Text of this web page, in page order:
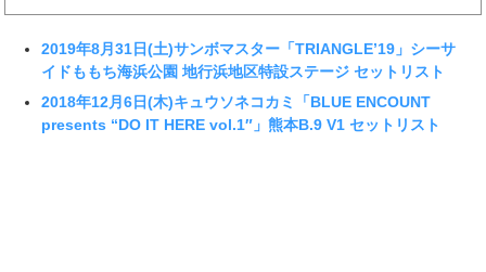
2019年8月31日(土)サンボマスター「TRIANGLE’19」シーサ
イドももち海浜公園 地行浜地区特設ステージ セットリスト
2018年12月6日(木)キュウソネコカミ「BLUE ENCOUNT
presents “DO IT HERE vol.1″」熊本B.9 V1 セットリスト